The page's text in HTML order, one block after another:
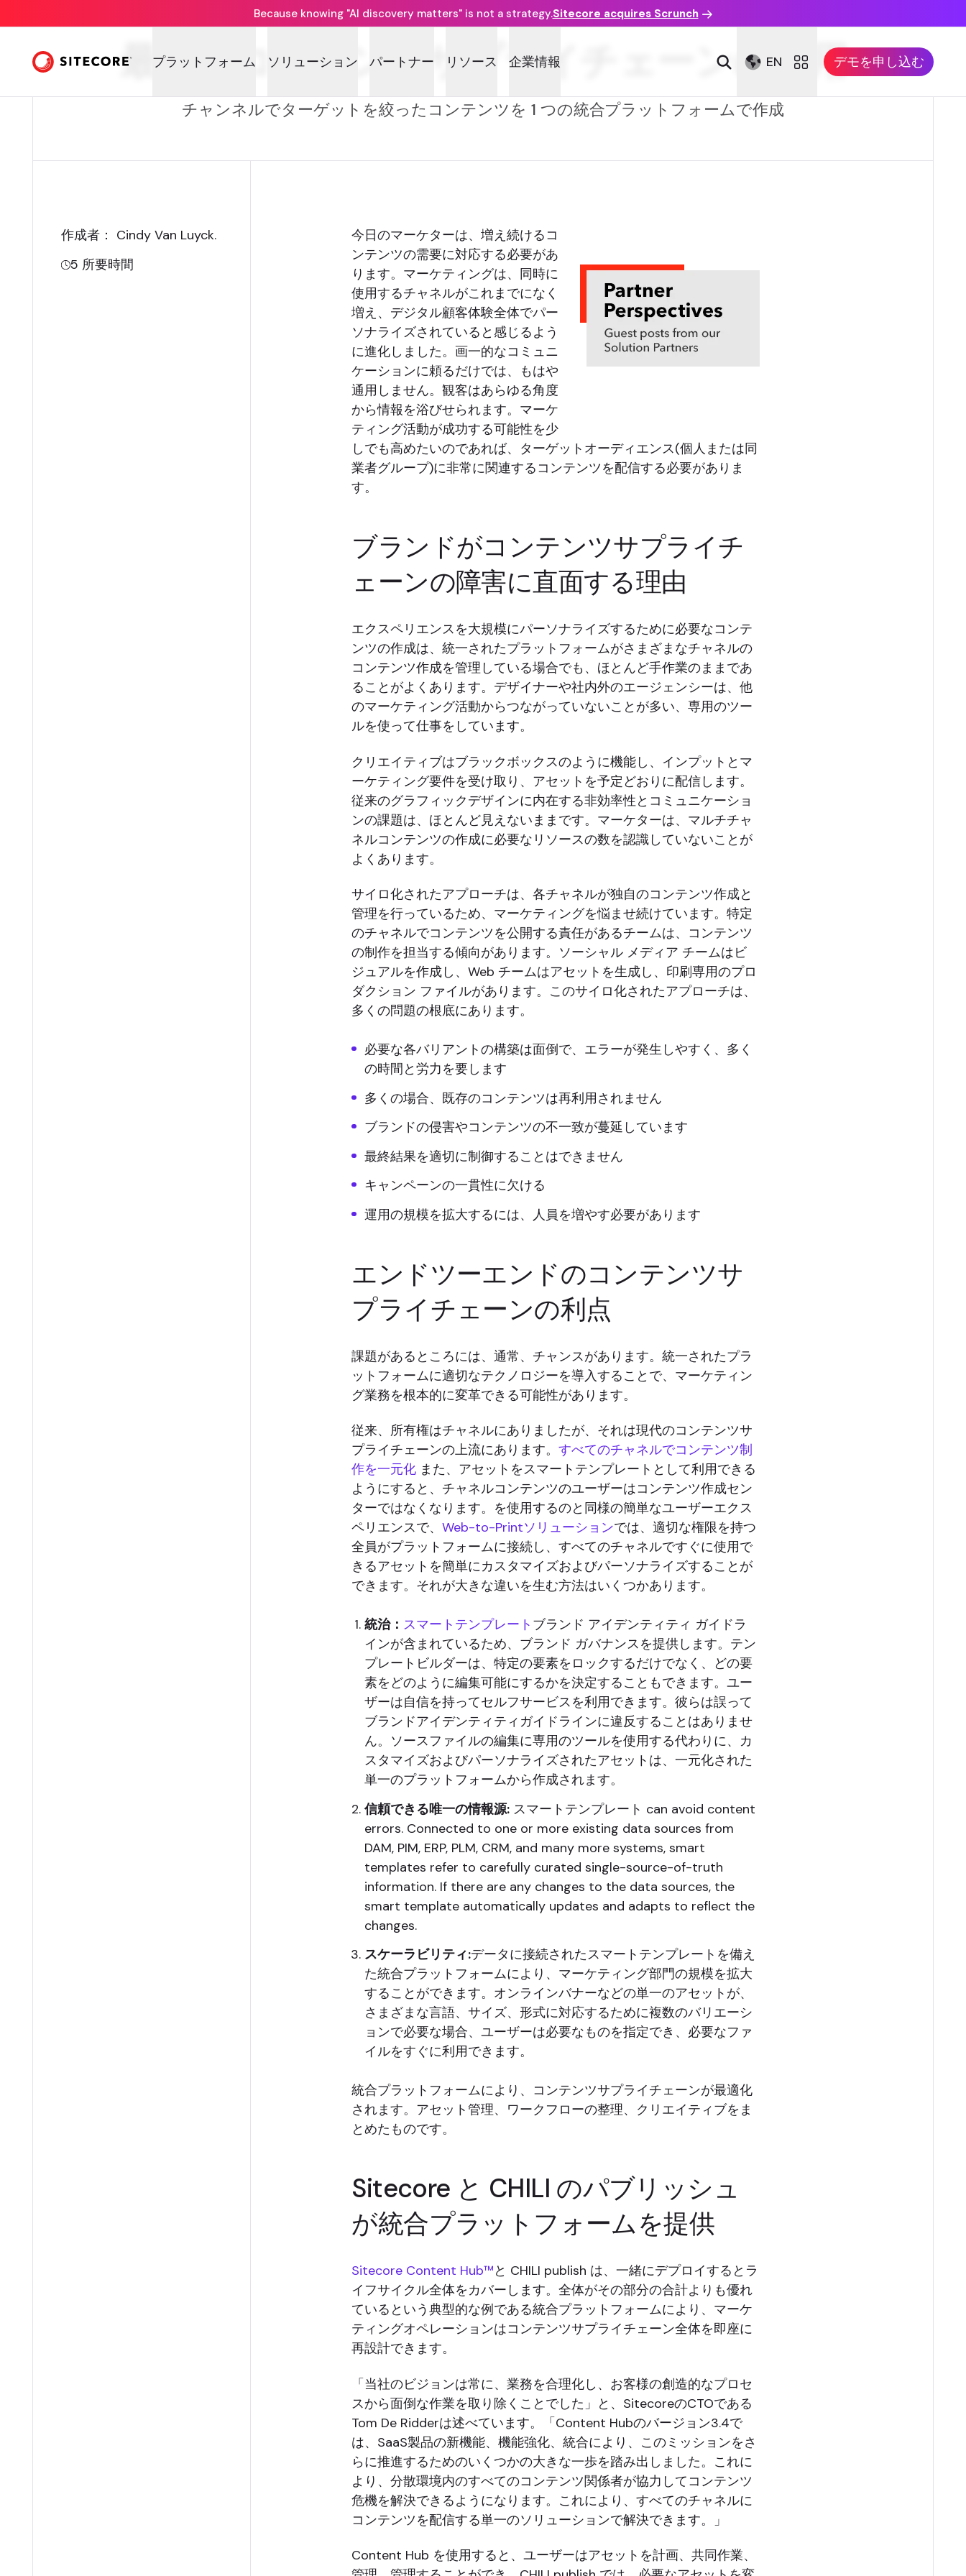
Because knowing "AI discovery matters" is not a strategy.Sitecore acquires Scrunch
プラットフォーム ソリューション パートナー リソース 企業情報 EN デモを申し込む
最新のコンテンツサプライチェーンの採用
チャンネルでターゲットを絞ったコンテンツを 1 つの統合プラットフォームで作成
作成者： Cindy Van Luyck.
5 所要時間
今日のマーケターは、増え続けるコ
ンテンツの需要に対応する必要があ
ります。マーケティングは、同時に
使用するチャネルがこれまでになく
増え、デジタル顧客体験全体でパー
ソナライズされていると感じるよう
に進化しました。画一的なコミュニ
ケーションに頼るだけでは、もはや
通用しません。観客はあらゆる角度
から情報を浴びせられます。マーケ
ティング活動が成功する可能性を少
しでも高めたいのであれば、ターゲットオーディエンス(個人または同
業者グループ)に非常に関連するコンテンツを配信する必要がありま
す。
ブランドがコンテンツサプライチ
ェーンの障害に直面する理由
エクスペリエンスを大規模にパーソナライズするために必要なコンテ
ンツの作成は、統一されたプラットフォームがさまざまなチャネルの
コンテンツ作成を管理している場合でも、ほとんど手作業のままであ
ることがよくあります。デザイナーや社内外のエージェンシーは、他
のマーケティング活動からつながっていないことが多い、専用のツー
ルを使って仕事をしています。
クリエイティブはブラックボックスのように機能し、インプットとマ
ーケティング要件を受け取り、アセットを予定どおりに配信します。
従来のグラフィックデザインに内在する非効率性とコミュニケーショ
ンの課題は、ほとんど見えないままです。マーケターは、マルチチャ
ネルコンテンツの作成に必要なリソースの数を認識していないことが
よくあります。
サイロ化されたアプローチは、各チャネルが独自のコンテンツ作成と
管理を行っているため、マーケティングを悩ませ続けています。特定
のチャネルでコンテンツを公開する責任があるチームは、コンテンツ
の制作を担当する傾向があります。ソーシャル メディア チームはビ
ジュアルを作成し、Web チームはアセットを生成し、印刷専用のプロ
ダクション ファイルがあります。このサイロ化されたアプローチは、
多くの問題の根底にあります。
必要な各バリアントの構築は面倒で、エラーが発生しやすく、多く
の時間と労力を要します
多くの場合、既存のコンテンツは再利用されません
ブランドの侵害やコンテンツの不一致が蔓延しています
最終結果を適切に制御することはできません
キャンペーンの一貫性に欠ける
運用の規模を拡大するには、人員を増やす必要があります
エンドツーエンドのコンテンツサ
プライチェーンの利点
課題があるところには、通常、チャンスがあります。統一されたプラ
ットフォームに適切なテクノロジーを導入することで、マーケティン
グ業務を根本的に変革できる可能性があります。
従来、所有権はチャネルにありましたが、それは現代のコンテンツサ
プライチェーンの上流にあります。すべてのチャネルでコンテンツ制
作を一元化 また、アセットをスマートテンプレートとして利用できる
ようにすると、チャネルコンテンツのユーザーはコンテンツ作成セン
ターではなくなります。を使用するのと同様の簡単なユーザーエクス
ペリエンスで、Web-to-Printソリューションでは、適切な権限を持つ
全員がプラットフォームに接続し、すべてのチャネルですぐに使用で
きるアセットを簡単にカスタマイズおよびパーソナライズすることが
できます。それが大きな違いを生む方法はいくつかあります。
統治： スマートテンプレート ブランド アイデンティティ ガイドラ
インが含まれているため、ブランド ガバナンスを提供します。テン
プレートビルダーは、特定の要素をロックするだけでなく、どの要
素をどのように編集可能にするかを決定することもできます。ユー
ザーは自信を持ってセルフサービスを利用できます。彼らは誤って
ブランドアイデンティティガイドラインに違反することはありませ
ん。ソースファイルの編集に専用のツールを使用する代わりに、カ
スタマイズおよびパーソナライズされたアセットは、一元化された
単一のプラットフォームから作成されます。
信頼できる唯一の情報源: スマートテンプレート can avoid content
errors. Connected to one or more existing data sources from
DAM, PIM, ERP, PLM, CRM, and many more systems, smart
templates refer to carefully curated single-source-of-truth
information. If there are any changes to the data sources, the
smart template automatically updates and adapts to reflect the
changes.
スケーラビリティ:データに接続されたスマートテンプレートを備え
た統合プラットフォームにより、マーケティング部門の規模を拡大
することができます。オンラインバナーなどの単一のアセットが、
さまざまな言語、サイズ、形式に対応するために複数のバリエーシ
ョンで必要な場合、ユーザーは必要なものを指定でき、必要なファ
イルをすぐに利用できます。
統合プラットフォームにより、コンテンツサプライチェーンが最適化
されます。アセット管理、ワークフローの整理、クリエイティブをま
とめたものです。
Sitecore と CHILI のパブリッシュ
が統合プラットフォームを提供
Sitecore Content Hub™と CHILI publish は、一緒にデプロイするとラ
イフサイクル全体をカバーします。全体がその部分の合計よりも優れ
ているという典型的な例である統合プラットフォームにより、マーケ
ティングオペレーションはコンテンツサプライチェーン全体を即座に
再設計できます。
「当社のビジョンは常に、業務を合理化し、お客様の創造的なプロセ
スから面倒な作業を取り除くことでした」と、SitecoreのCTOである
Tom De Ridderは述べています。「Content Hubのバージョン3.4で
は、SaaS製品の新機能、機能強化、統合により、このミッションをさ
らに推進するためのいくつかの大きな一歩を踏み出しました。これに
より、分散環境内のすべてのコンテンツ関係者が協力してコンテンツ
危機を解決できるようになります。これにより、すべてのチャネルに
コンテンツを配信する単一のソリューションで解決できます。」
Content Hub を使用すると、ユーザーはアセットを計画、共同作業、